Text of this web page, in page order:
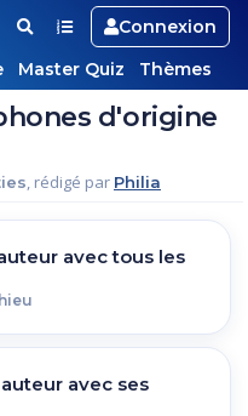
Connexion
Master Quiz Thèmes
d'origine
, rédigé par Philia
avec tous les
avec ses